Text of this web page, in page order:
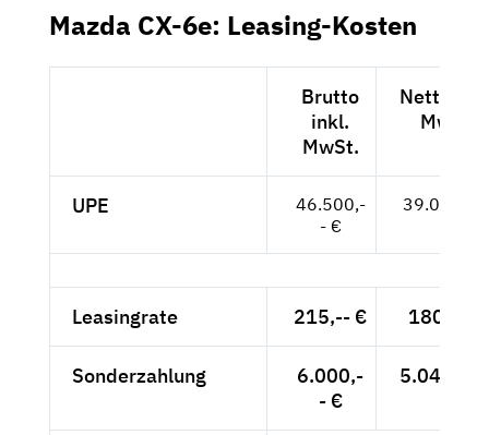
Mazda CX-6e: Leasing-Kosten
Brutto
inkl.
MwSt.
Netto
MwSt.
UPE
46.500,-
- €
39.076,--
Leasingrate 215,-- € 180,67 €
Sonderzahlung
6.000,-
- €
5.042,02